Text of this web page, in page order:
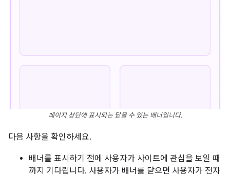
페이지 상단에 표시되는 닫을 수 있는 배너입니다.
다음 사항을 확인하세요.
배너를 표시하기 전에 사용자가 사이트에 관심을 보일 때
까지 기다립니다. 사용자가 배너를 닫으면 사용자가 전자